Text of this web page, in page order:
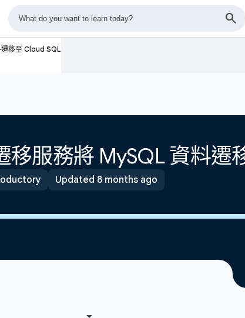
移至 Cloud SQL
移服務將 MySQL 資料遷
Updated 8 months ago